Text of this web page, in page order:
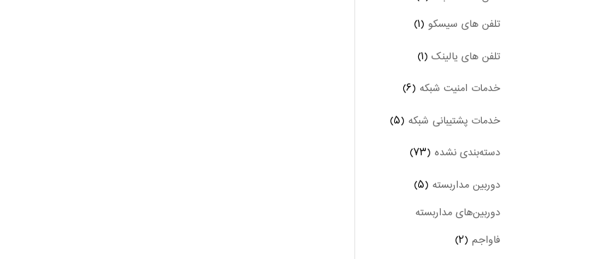
تلفن های سیسکو (۱)
تلفن های یالینک (۱)
خدمات امنیت شبکه (۶)
خدمات پشتیبانی شبکه (۵)
دسته‌بندی نشده (۷۳)
دوربین‌ مداربسته (۵)
دوربین‌های مداربسته
فاواجم (۲)